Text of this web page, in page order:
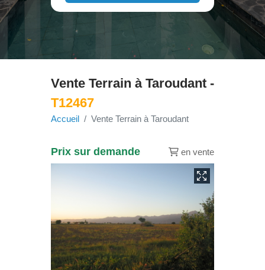
Vente Terrain à Taroudant -
T12467
Accueil Vente Terrain à Taroudant
Prix sur demande en vente